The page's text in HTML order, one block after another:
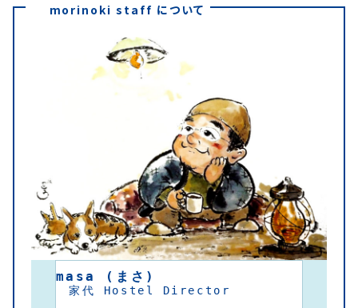
morinoki staff について
masa (まさ)
家代 Hostel Director